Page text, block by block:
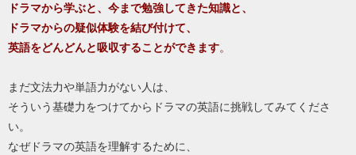
ドラマから学ぶと、今まで勉強してきた知識と、
ドラマからの疑似体験を結び付けて、
英語をどんどんと吸収することができます。
まだ文法力や単語力がない人は、
そういう基礎力をつけてからドラマの英語に挑戦してみてくださ
い。
なぜドラマの英語を理解するために、